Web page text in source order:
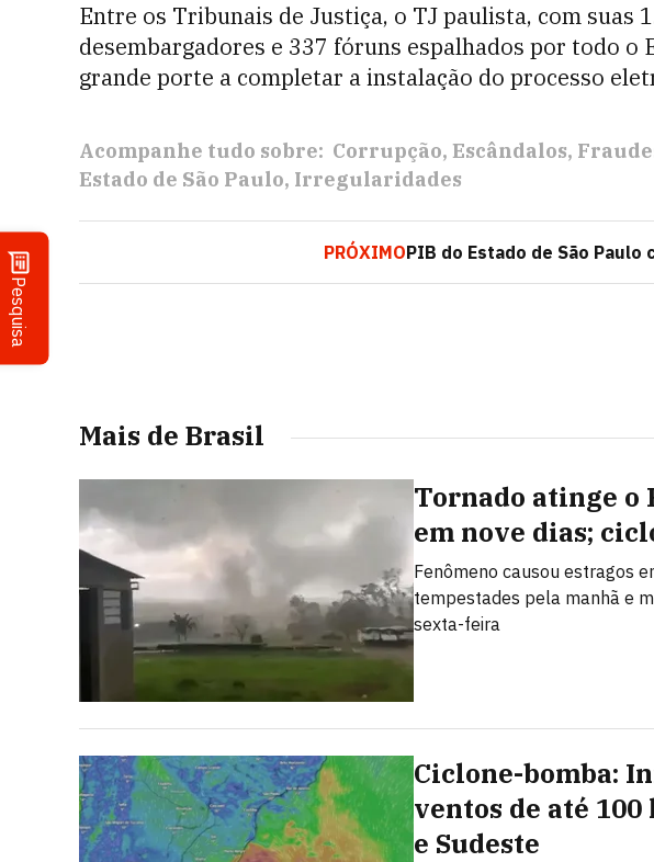
Pesquisa
Entre os Tribunais de Justiça, o TJ paulista, com suas
desembargadores e 337 fóruns espalhados por todo o
grande porte a completar a instalação do processo
Acompanhe tudo sobre: Corrupção Escândalos
Estado de São Paulo Irregularidades
PRÓXIMOPIB do Estado de São Paulo
Mais de Brasil
Tornado atinge o
em nove dias;
Fenômeno causou estragos
tempestades pela manhã e
sexta-feira
Ciclone-bomba:
ventos de até
e Sudeste